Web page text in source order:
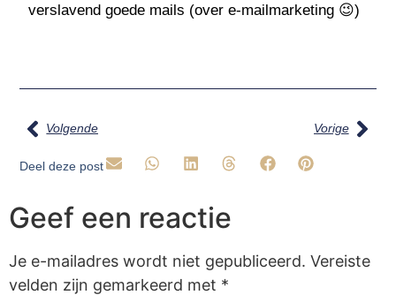
verslavend goede mails (over e-mailmarketing 😉)
Volgende Vorige
Deel deze post
Geef een reactie
Je e-mailadres wordt niet gepubliceerd. Vereiste
velden zijn gemarkeerd met *